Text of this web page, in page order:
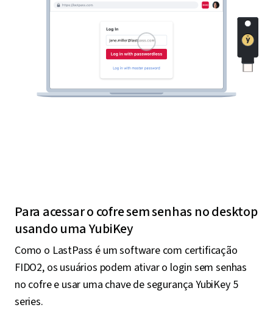
Para acessar o cofre sem senhas no desktop
usando uma YubiKey
Como o LastPass é um software com certificação
FIDO2, os usuários podem ativar o login sem senhas
no cofre e usar uma chave de segurança YubiKey 5
series.